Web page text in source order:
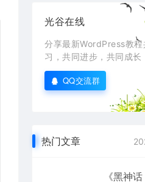
光谷在线
分享最新WordPress教程
习，共同进步，共同成长
QQ交流群
热门文章